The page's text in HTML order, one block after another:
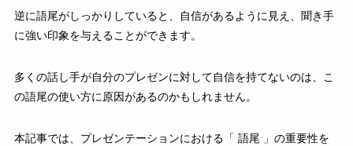
逆に語尾がしっかりしていると、自信があるように見え、聞き手
に強い印象を与えることができます。
多くの話し手が自分のプレゼンに対して自信を持てないのは、こ
の語尾の使い方に原因があるのかもしれません。
本記事では、プレゼンテーションにおける「 語尾 」の重要性を